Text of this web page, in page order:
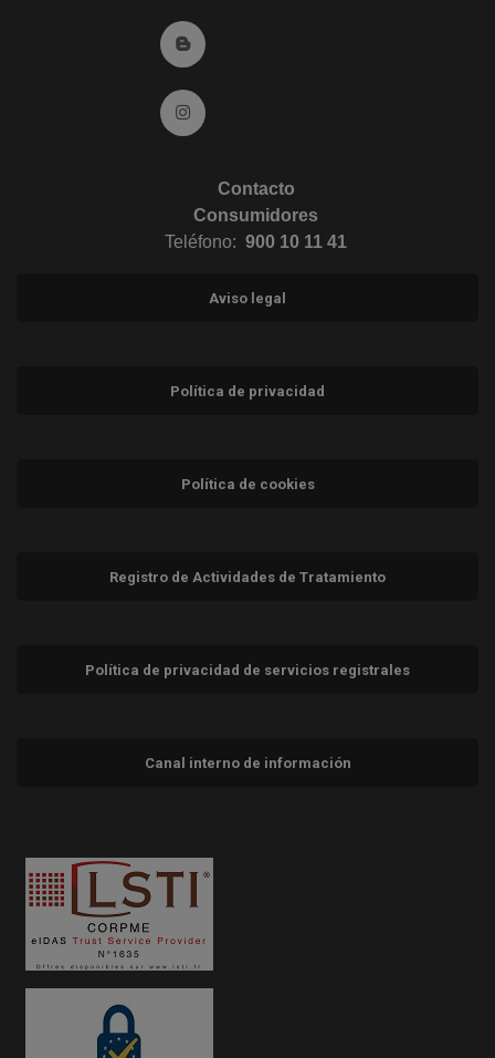
Ir al Blog (abre en ventana nueva)
Ir a Instagram (abre en ventana nueva)
Contacto
Consumidores
Teléfono: 900 10 11 41
Aviso legal
Política de privacidad
Política de cookies
Registro de Actividades de Tratamiento
Política de privacidad de servicios registrales
Canal interno de información